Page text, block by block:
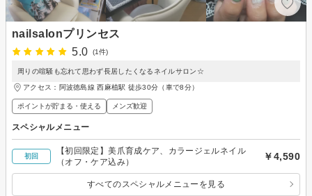
nailsalonプリンセス
5.0
(1件)
周りの喧騒も忘れて思わず長居したくなるネイルサロン☆
アクセス：阿波徳島線 西麻植駅 徒歩30分（車で8分）
ポイントが貯まる・使える メンズ歓迎
スペシャルメニュー
初回
【初回限定】美爪育成ケア、カラージェルネイル
（オフ・ケア込み）
￥4,590
すべてのスペシャルメニューを見る